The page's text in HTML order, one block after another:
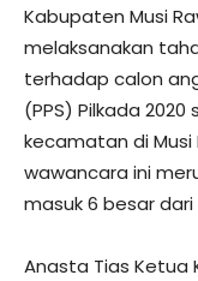
Kabupaten Musi
melaksanakan
terhadap calon
(PPS) Pilkada
kecamatan di
wawancara ini
masuk 6 besar
Anasta Tias Ketua